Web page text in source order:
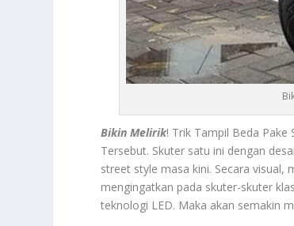
Bikin Melirik! Trik Tampil Beda Pake
Tersebut. Skuter satu ini dengan
street style masa kini. Secara
mengingatkan pada skuter-skuter
teknologi LED. Maka akan semakin